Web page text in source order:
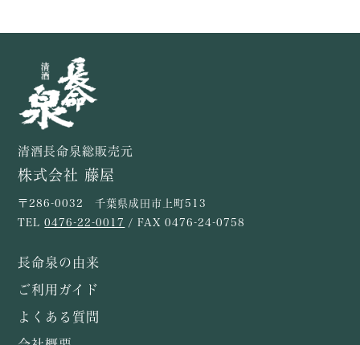
清酒長命泉総販売元
株式会社 藤屋
〒286-0032 千葉県成田市上町513
TEL0476-22-0017 / FAX 0476-24-0758
長命泉の由来
ご利用ガイド
よくある質問